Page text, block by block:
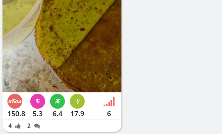
150.8 5.3 6.4 17.9 6
4 2